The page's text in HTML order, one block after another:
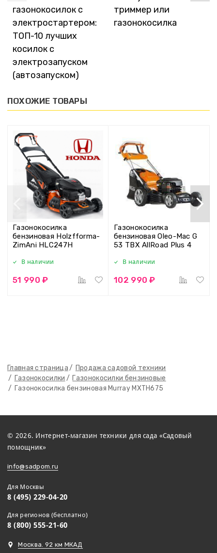
Главная страница
Продажа садовой техники
Газонокосилки
Газонокосилки бензиновые
Газонокосилка бензиновая Murray MXTH675
газонокосилок с
электростартером:
ТОП-10 лучших
косилок с
электрозапуском
(автозапуском)
триммер или
газонокосилка
ПОХОЖИЕ ТОВАРЫ
Газонокосилка
бензиновая Holzfforma-
ZimAni HLC247H
В наличии
51 990 ₽
Газонокосилка
бензиновая Oleo-Mac G
53 TBX AllRoad Plus 4
В наличии
102 990 ₽
© 2026. Интернет-магазин техники для сада «Садовый
помощник»
info@sadpom.ru
Для Москвы
8 (495) 229-04-20
Для регионов (бесплатно)
8 (800) 555-21-60
Москва. 92 км МКАД